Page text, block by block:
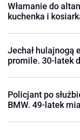
Włamanie do
kuchenka i
Jechał hulajnogą
promile. 30-latek
Policjant po
BMW. 49-latek